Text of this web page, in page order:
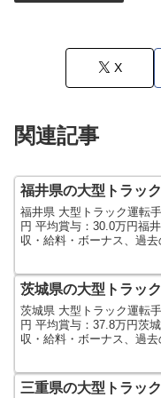
X
関連記事
福井県の大型トラッ
福井県 大型トラック運転
円 平均賞与：30.0万円福
収・給料・ボーナス、過去
茨城県の大型トラッ
茨城県 大型トラック運転
円 平均賞与：37.8万円茨
収・給料・ボーナス、過去
三重県の大型トラッ